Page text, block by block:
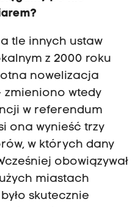
tle innych ustaw
z 2000 roku
nowelizacja
zmieniono wtedy
w referendum
ona wynieść trzy
w których dany
obowiązywał
miastach
skutecznie